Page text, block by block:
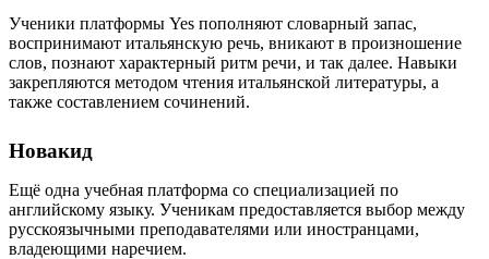
Ученики платформы Yes пополняют словарный запас,
воспринимают итальянскую речь, вникают в произношение
слов, познают характерный ритм речи, и так далее. Навыки
закрепляются методом чтения итальянской литературы, а
также составлением сочинений.
Новакид
Ещё одна учебная платформа со специализацией по
английскому языку. Ученикам предоставляется выбор между
русскоязычными преподавателями или иностранцами,
владеющими наречием.